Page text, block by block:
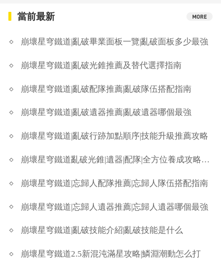
當前最新
崩壞星穹鐵道|亂破畢業面板一覽|亂破面板多少最強
崩壞星穹鐵道|亂破光錐推薦及替代選擇指南
崩壞星穹鐵道|亂破配隊推薦|亂破隊伍搭配指南
崩壞星穹鐵道|亂破遺器推薦|亂破遺器哪個最強
崩壞星穹鐵道|亂破行跡加點順序|技能升級推薦攻略
崩壞星穹鐵道亂破光錐|遺器|配隊|全方位養成攻略懶人包
崩壞星穹鐵道|忘歸人配隊推薦|忘歸人隊伍搭配指南
崩壞星穹鐵道|忘歸人遺器推薦|忘歸人遺器哪個最強
崩壞星穹鐵道|亂破技能介紹|亂破技能是什么
崩壞星穹鐵道2.5新混沌滿星攻略|鱗淵潮動怎么打